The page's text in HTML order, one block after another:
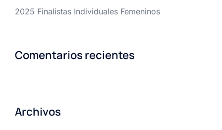
2025 Finalistas Individuales Femeninos
Comentarios recientes
Archivos